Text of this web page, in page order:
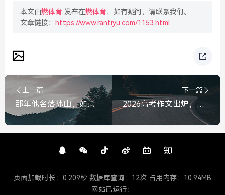
本文由燃体育 发布在燃体育，如有疑问，请联系我们。
文章链接：
https://www.rantiyu.com/1153.html
上一篇
那年他名落孙山，如今他守着屏幕泪流满面，40年弹指一挥，我替你们走了一半，那年他名落孙山，如今泪流满面，40年，我替你们走了一半
下一篇
2026高考作文出炉，在算法时代，重寻人文的微光，2026高考作文，算法时代，重寻人文微光
页面加载时长：0.209秒 数据库查询：12次 占用内存：10.94MB
网站已运行：